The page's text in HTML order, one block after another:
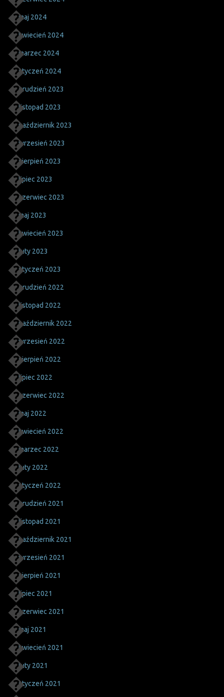
maj 2024
kwiecień 2024
marzec 2024
styczeń 2024
grudzień 2023
listopad 2023
październik 2023
wrzesień 2023
sierpień 2023
lipiec 2023
czerwiec 2023
maj 2023
kwiecień 2023
luty 2023
styczeń 2023
grudzień 2022
listopad 2022
październik 2022
wrzesień 2022
sierpień 2022
lipiec 2022
czerwiec 2022
maj 2022
kwiecień 2022
marzec 2022
luty 2022
styczeń 2022
grudzień 2021
listopad 2021
październik 2021
wrzesień 2021
sierpień 2021
lipiec 2021
czerwiec 2021
maj 2021
kwiecień 2021
luty 2021
styczeń 2021